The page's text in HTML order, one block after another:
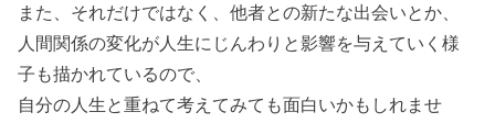
また、それだけではなく、他者との新たな出会いとか、
人間関係の変化が人生にじんわりと影響を与えていく様
子も描かれているので、
自分の人生と重ねて考えてみても面白いかもしれませ